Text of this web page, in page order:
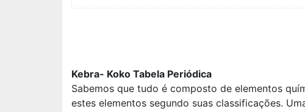
Kebra- Koko Tabela Periódica
Sabemos que tudo é composto de elementos
estes elementos segundo suas classificações.